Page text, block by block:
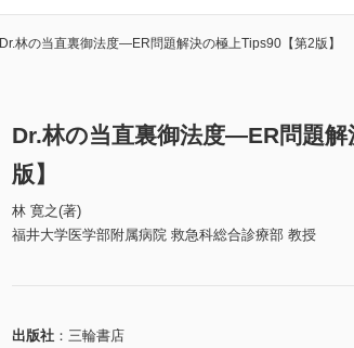
Dr.林の当直裏御法度―ER問題解決の極上Tips90【第2版】
Dr.林の当直裏御法度―ER問題
版】
林 寛之(著)
福井大学医学部附属病院 救急科総合診療部 教授
出版社
三輪書店